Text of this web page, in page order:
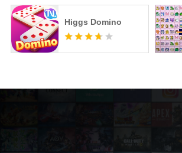
Higgs Domino